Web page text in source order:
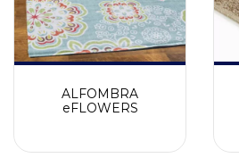
ALFOMBRA
eFLOWERS